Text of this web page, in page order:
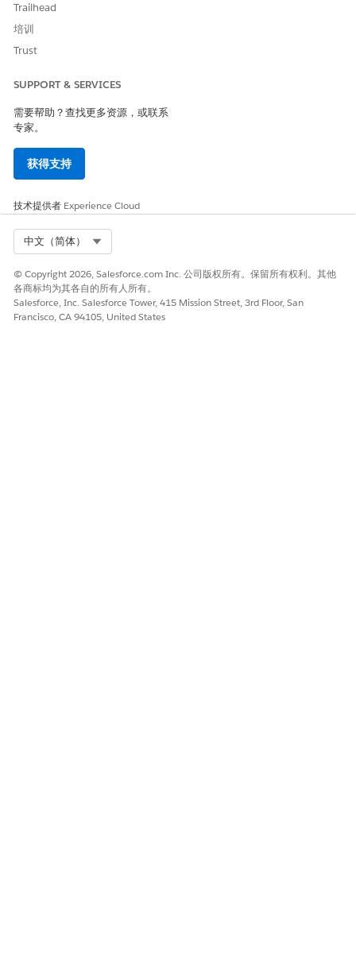
Trailhead
培训
Trust
SUPPORT & SERVICES
需要帮助？查找更多资源，或联系
专家。
获得支持
技术提供者 Experience Cloud
中文（简体）
© Copyright 2026, Salesforce.com Inc. 公司版权所有。保留所有权利。其他
各商标均为其各自的所有人所有。
Salesforce, Inc. Salesforce Tower, 415 Mission Street, 3rd Floor, San
Francisco, CA 94105, United States